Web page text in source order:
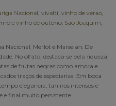
Nacional vivalti vinho de verao
e vinho de outono São Joaquim
Nacional, Merlot e Marselan. De
No olfato, destaca-se pela riqueza
de frutas negras como amora e
traços de especiarias. Em boca
elegância, taninos intensos e
e final muito persistente.